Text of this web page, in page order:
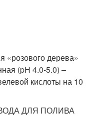
«розового дерева»
(pH 4.0-5.0) –
кислоты на 10
ВОДА ДЛЯ ПОЛИВА